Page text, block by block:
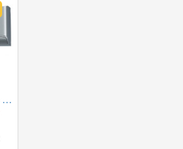
Инверторен климатик Panasonic CS-XZ35ZKEW/CU-Z35ZKE ETHEREA 2023, 12000 BTU, Клас A+++